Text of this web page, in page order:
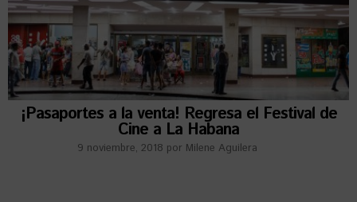
¡Pasaportes a la venta! Regresa el Festival de
Cine a La Habana
9 noviembre, 2018 por Milene Aguilera